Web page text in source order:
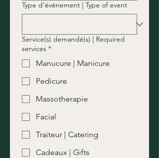
Type d'événement | Type of event
Service(s) demandé(s) | Required
services *
Manucure | Manicure
Pedicure
Massotherapie
Facial
Traiteur | Catering
Cadeaux | Gifts